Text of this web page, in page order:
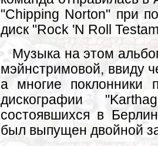
"Chipping Norton" при
диск "Rock 'N Roll
Музыка на этом
мэйнстримовой, ввиду
а многие поклонники
дискографии
состоявшихся в
был выпущен двойной